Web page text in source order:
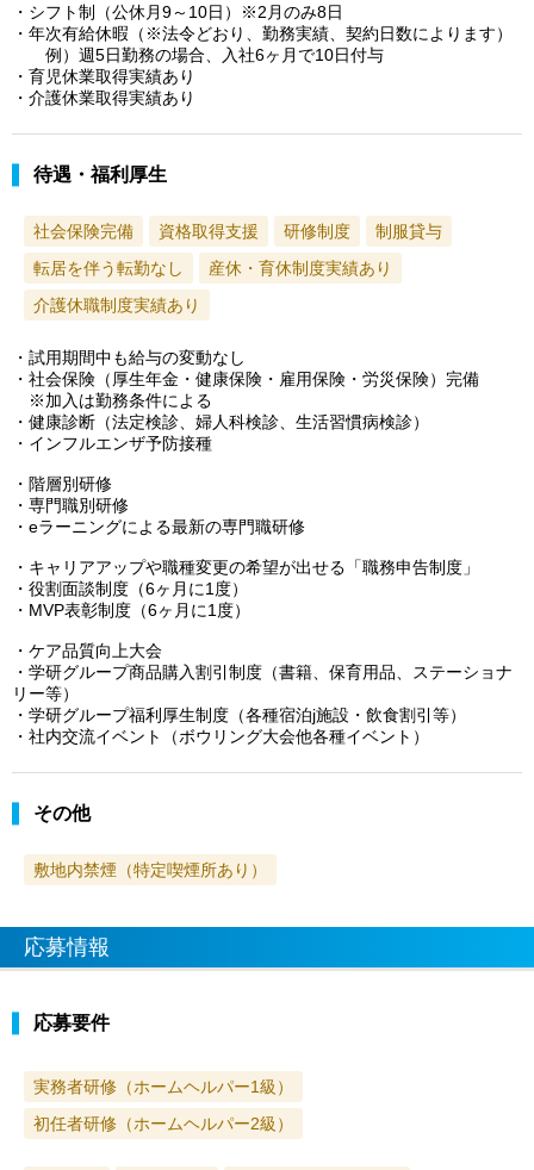
・シフト制（公休月9～10日）※2月のみ8日
・年次有給休暇（※法令どおり、勤務実績、契約日数によります）
例）週5日勤務の場合、入社6ヶ月で10日付与
・育児休業取得実績あり
・介護休業取得実績あり
待遇・福利厚生
社会保険完備 資格取得支援 研修制度
制服貸与
転居を伴う転勤なし
産休・育休制度実績あり
介護休職制度実績あり
・試用期間中も給与の変動なし
・社会保険（厚生年金・健康保険・雇用保険・労災保険）完備
※加入は勤務条件による
・健康診断（法定検診、婦人科検診、生活習慣病検診）
・インフルエンザ予防接種
・階層別研修
・専門職別研修
・eラーニングによる最新の専門職研修
・キャリアアップや職種変更の希望が出せる「職務申告制度」
・役割面談制度（6ヶ月に1度）
・MVP表彰制度（6ヶ月に1度）
・ケア品質向上大会
・学研グループ商品購入割引制度（書籍、保育用品、ステーショナ
リー等）
・学研グループ福利厚生制度（各種宿泊j施設・飲食割引等）
・社内交流イベント（ボウリング大会他各種イベント）
その他
敷地内禁煙（特定喫煙所あり）
応募情報
応募要件
実務者研修（ホームヘルパー1級）
初任者研修（ホームヘルパー2級）